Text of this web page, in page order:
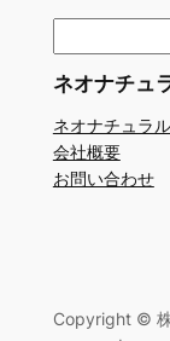
ネオナチュ
ネオナチュラ
会社概要
お問い合わせ
Copyright ©